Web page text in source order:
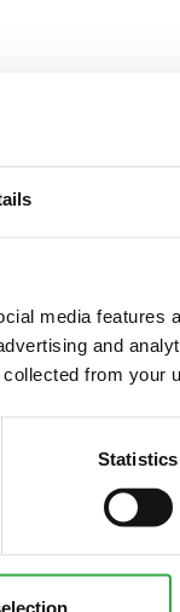
media features
and
from your
Statistics
Pohde